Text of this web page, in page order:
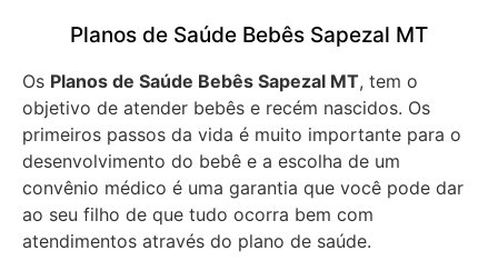
Planos de Saúde Bebês Sapezal MT
Os Planos de Saúde Bebês Sapezal MT, tem o
objetivo de atender bebês e recém nascidos. Os
primeiros passos da vida é muito importante para o
desenvolvimento do bebê e a escolha de um
convênio médico é uma garantia que você pode dar
ao seu filho de que tudo ocorra bem com
atendimentos através do plano de saúde.